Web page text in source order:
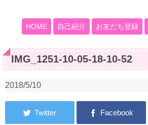
HOME 自己紹介 お友だち登録
IMG_1251-10-05-18-10-52
2018/5/10